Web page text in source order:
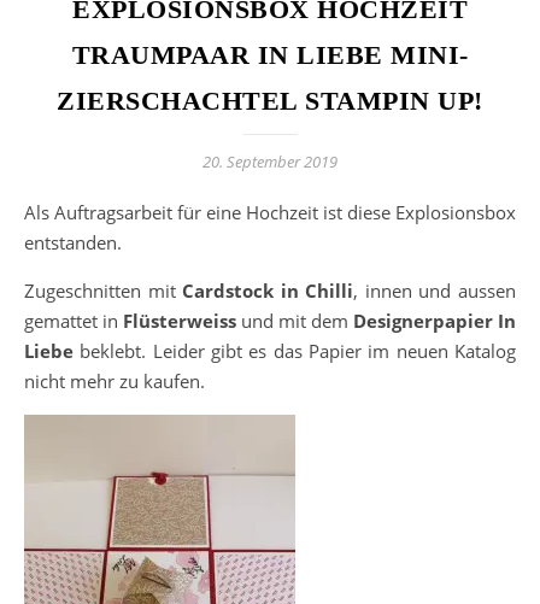
EXPLOSIONSBOX HOCHZEIT
TRAUMPAAR IN LIEBE MINI-
ZIERSCHACHTEL STAMPIN UP!
20. September 2019
Als Auftragsarbeit für eine Hochzeit ist diese Explosionsbox
entstanden.
Zugeschnitten mit Cardstock in Chilli, innen und aussen
gemattet in Flüsterweiss und mit dem Designerpapier In
Liebe beklebt. Leider gibt es das Papier im neuen Katalog
nicht mehr zu kaufen.